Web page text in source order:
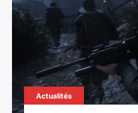
Actualités